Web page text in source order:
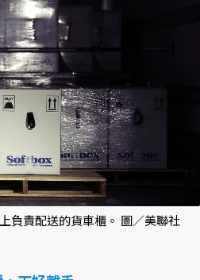
負責配送的貨車櫃。 圖／美聯社